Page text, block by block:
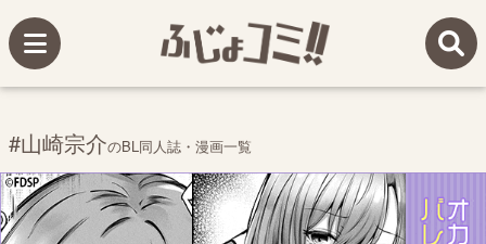
#山崎宗介のBL同人誌・漫画一覧